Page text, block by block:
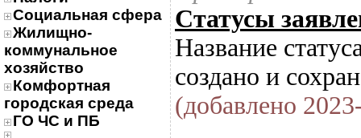
Социальная сфера
Жилищно-
коммунальное
хозяйство
Комфортная
городская среда
ГО ЧС и ПБ
Статусы
Название
создано и
(добавлено